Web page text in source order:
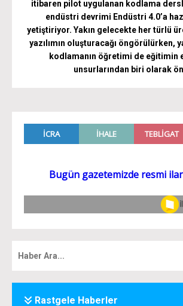
itibaren pilot uygulanan kodlama
endüstri devrimi Endüstri 4.0’a
yetiştiriyor. Yakın gelecekte her türlü
yazılımın oluşturacağı öngörülürken,
kodlamanın öğretimi de eğitimin
unsurlarından biri olarak
Rastgele Haberler